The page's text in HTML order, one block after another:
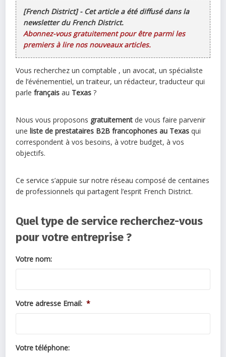
[French District] - Cet article a été diffusé dans la
newsletter du French District.
Abonnez-vous gratuitement pour être parmi les
premiers à lire nos nouveaux articles.
Vous recherchez un comptable , un avocat, un spécialiste
de l’événementiel, un traiteur, un rédacteur, traducteur qui
parlefrançais au Texas ?
Nous vous proposons gratuitement de vous faire parvenir
uneliste de prestataires B2B francophones au Texasqui
correspondent à vos besoins, à votre budget, à vos
objectifs.
Ce service s’appuie sur notre réseau composé de centaines
de professionnels qui partagent l’esprit French District.
Quel type de service recherchez-vous
pour votre entreprise ?
Votre nom:
Votre adresse Email: *
Votre téléphone: